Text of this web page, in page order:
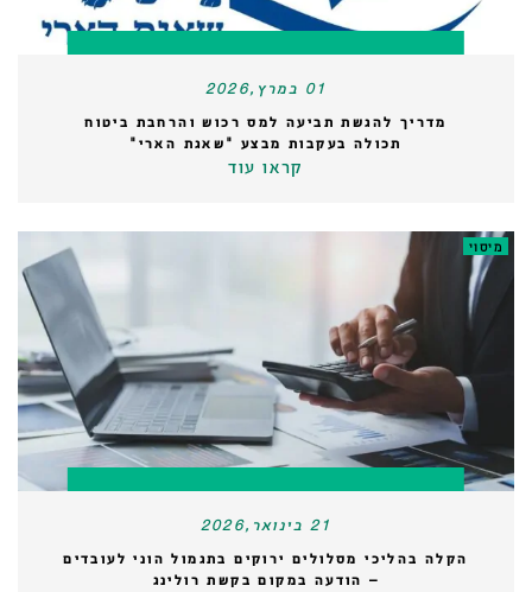
01 במרץ,2026
מדריך להגשת תביעה למס רכוש והרחבת ביטוח
תכולה בעקבות מבצע "שאגת הארי"
קראו עוד
מיסוי
21 בינואר,2026
הקלה בהליכי מסלולים ירוקים בתגמול הוני לעובדים
– הודעה במקום בקשת רולינג